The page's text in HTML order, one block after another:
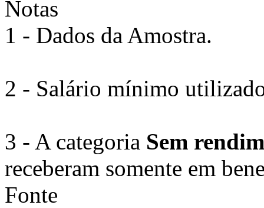
Notas
1 - Dados da Amostra.
2 - Salário mínimo
3 - A categoria Sem
receberam somente em
Fonte